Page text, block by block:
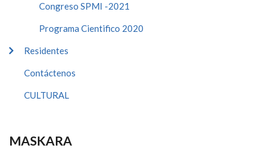
Congreso SPMI -2021
Programa Cientifico 2020
Residentes
Contáctenos
CULTURAL
MASKARA